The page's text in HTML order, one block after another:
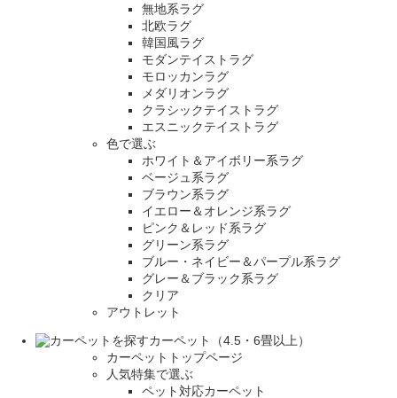
無地系ラグ
北欧ラグ
韓国風ラグ
モダンテイストラグ
モロッカンラグ
メダリオンラグ
クラシックテイストラグ
エスニックテイストラグ
色で選ぶ
ホワイト＆アイボリー系ラグ
ベージュ系ラグ
ブラウン系ラグ
イエロー＆オレンジ系ラグ
ピンク＆レッド系ラグ
グリーン系ラグ
ブルー・ネイビー＆パープル系ラグ
グレー＆ブラック系ラグ
クリア
アウトレット
カーペット（4.5・6畳以上）
カーペットトップページ
人気特集で選ぶ
ペット対応カーペット